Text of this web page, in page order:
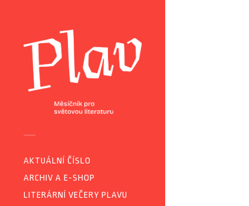
AKTUÁLNÍ ČÍSLO
ARCHIV A E-SHOP
LITERÁRNÍ VEČERY PLAVU